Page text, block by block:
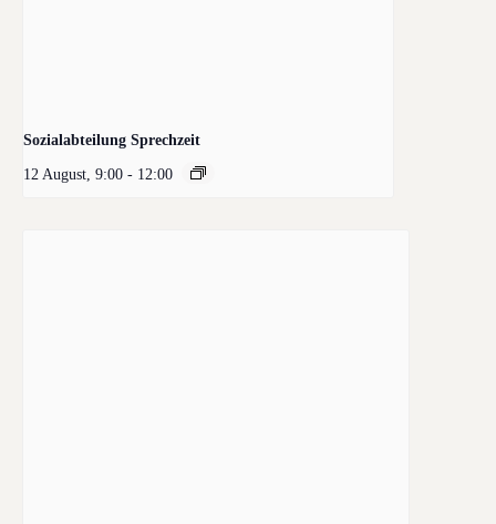
Sozialabteilung Sprechzeit
12 August, 9:00 - 12:00